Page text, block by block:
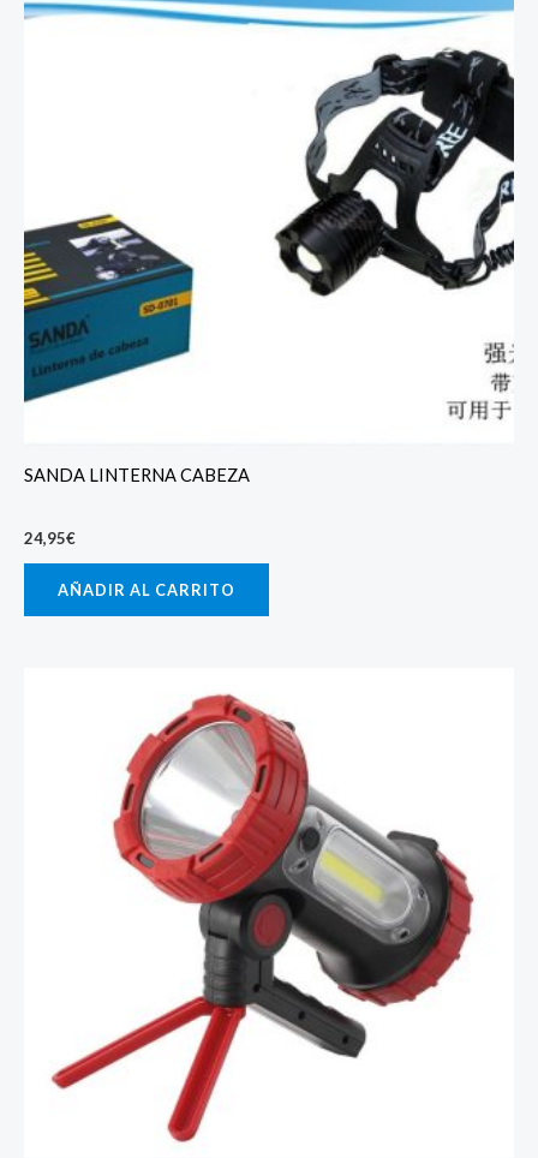
SANDA LINTERNA CABEZA
24,95€
AÑADIR AL CARRITO